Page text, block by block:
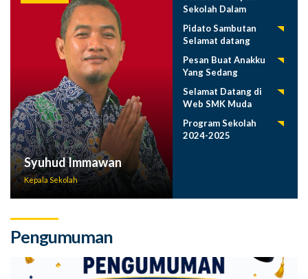
Syuhud Immawan
Kepala Sekolah
Sekolah Dalam
Pelepasan Siswa
Tahun 2025
Pidato Sambutan
Selamat datang
Muda 2025-2026
Pesan Buat Anakku
Yang Sedang
Selamat Datang di
Web SMK Muda
Program Sekolah
2024-2025
Pengumuman